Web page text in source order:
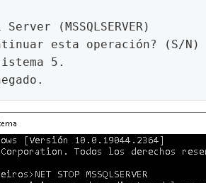
(MSSQLSERVER)
esta operación? (S/
5.